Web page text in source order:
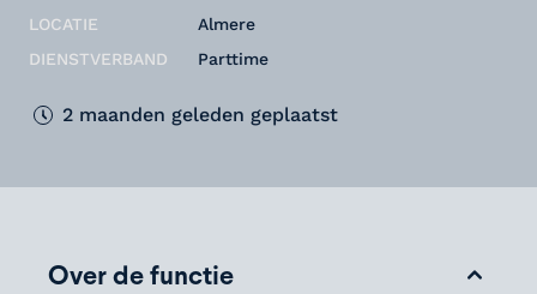
LOCATIE
DIENSTVERBAND
Almere
Parttime
2 maanden geleden geplaatst
Over de functie